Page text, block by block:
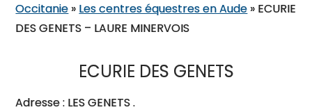
Occitanie » Les centres équestres en Aude » ECURIE
DES GENETS – LAURE MINERVOIS
ECURIE DES GENETS
Adresse : LES GENETS .